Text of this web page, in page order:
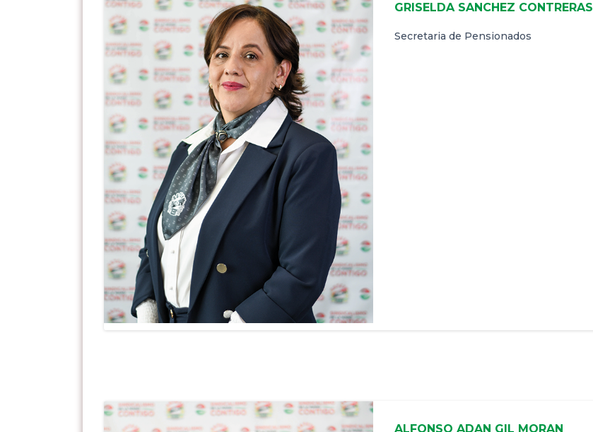
GRISELDA SANCHEZ CONTRERAS
Secretaria de Pensionados
ALFONSO ADAN GIL MORAN